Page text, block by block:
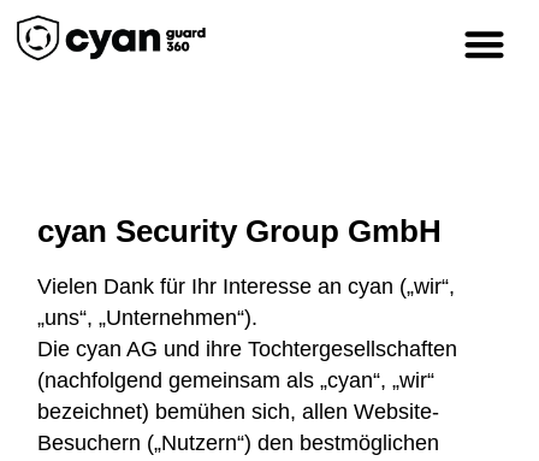
cyan Security Group GmbH
Vielen Dank für Ihr Interesse an cyan („wir“,
„uns“, „Unternehmen“).
Die cyan AG und ihre Tochtergesellschaften
(nachfolgend gemeinsam als „cyan“, „wir“
bezeichnet) bemühen sich, allen Website-
Besuchern („Nutzern“) den bestmöglichen